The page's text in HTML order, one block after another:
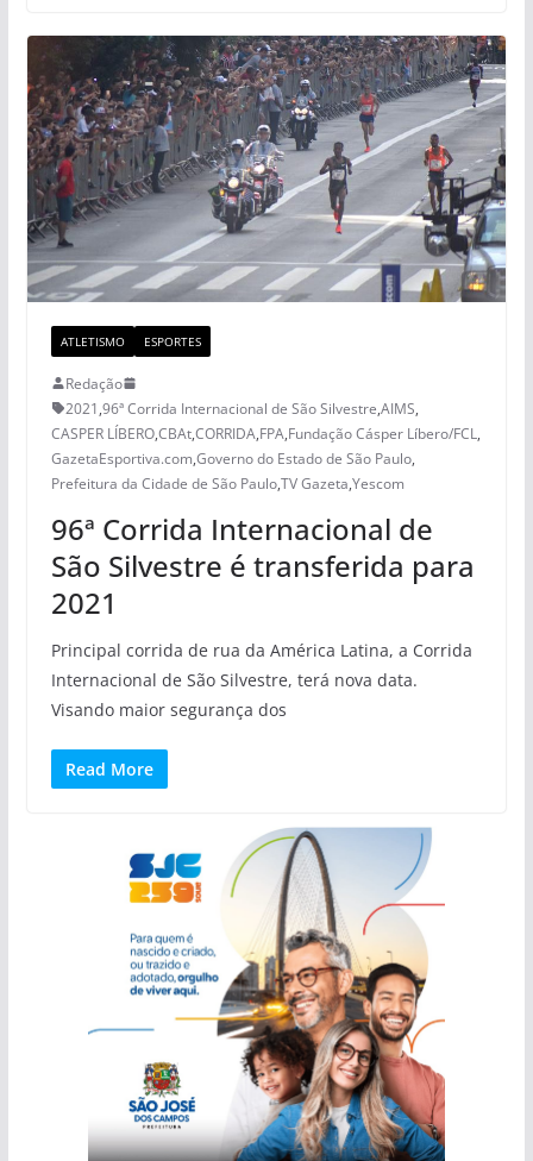
ATLETISMO ESPORTES
Redação
2021,96ª Corrida Internacional de São Silvestre,AIMS,
CASPER LÍBERO,CBAt,CORRIDA,FPA,Fundação Cásper Líbero/FCL,
GazetaEsportiva.com,Governo do Estado de São Paulo,
Prefeitura da Cidade de São Paulo,TV Gazeta,Yescom
96ª Corrida Internacional de
São Silvestre é transferida para
2021
Principal corrida de rua da América Latina, a Corrida
Internacional de São Silvestre, terá nova data.
Visando maior segurança dos
Read More